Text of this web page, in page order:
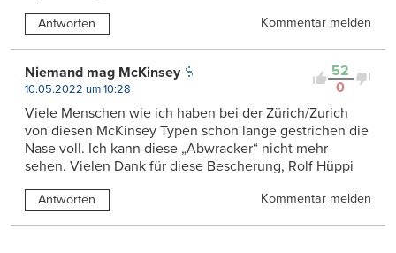
Antworten Kommentar melden
52
0
Niemand mag McKinsey
10.05.2022 um 10:28
Viele Menschen wie ich haben bei der Zürich/Zurich
von diesen McKinsey Typen schon lange gestrichen die
Nase voll. Ich kann diese „Abwracker“ nicht mehr
sehen. Vielen Dank für diese Bescherung, Rolf Hüppi
Antworten Kommentar melden